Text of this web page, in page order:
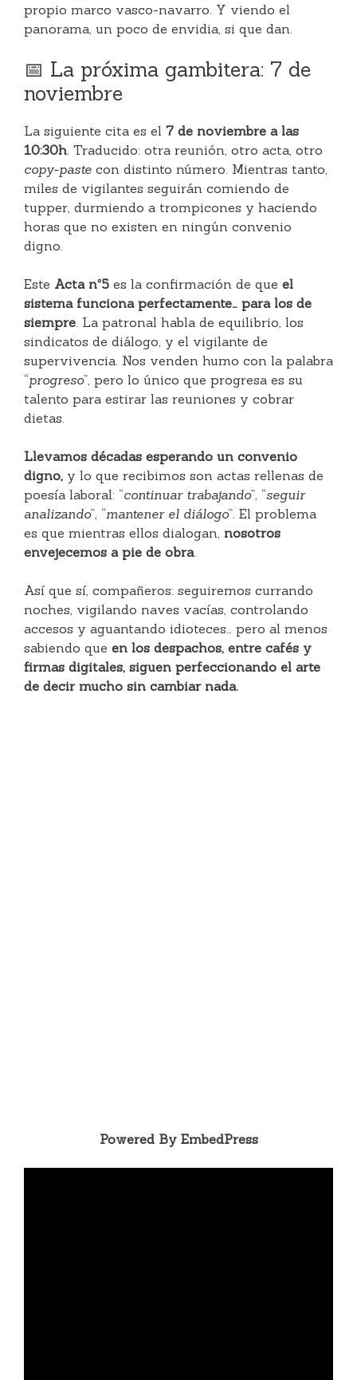
propio marco vasco-navarro. Y viendo el
panorama, un poco de envidia, si que dan.
📅 La próxima gambitera: 7 de
noviembre
La siguiente cita es el 7 de noviembre a las
10:30h . Traducido: otra reunión, otro acta, otro
copy-paste con distinto número. Mientras tanto,
miles de vigilantes seguirán comiendo de
tupper, durmiendo a trompicones y haciendo
horas que no existen en ningún convenio
digno.
Este Acta nº5 es la confirmación de que el
sistema funciona perfectamente… para los de
siempre . La patronal habla de equilibrio, los
sindicatos de diálogo, y el vigilante de
supervivencia. Nos venden humo con la palabra
“progreso”, pero lo único que progresa es su
talento para estirar las reuniones y cobrar
dietas.
Llevamos décadas esperando un convenio
digno, y lo que recibimos son actas rellenas de
poesía laboral: “continuar trabajando”, “seguir
analizando”, “mantener el diálogo”. El problema
es que mientras ellos dialogan, nosotros
envejecemos a pie de obra.
Así que sí, compañeros: seguiremos currando
noches, vigilando naves vacías, controlando
accesos y aguantando idioteces… pero al menos
sabiendo que en los despachos, entre cafés y
firmas digitales, siguen perfeccionando el arte
de decir mucho sin cambiar nada.
Powered By EmbedPress